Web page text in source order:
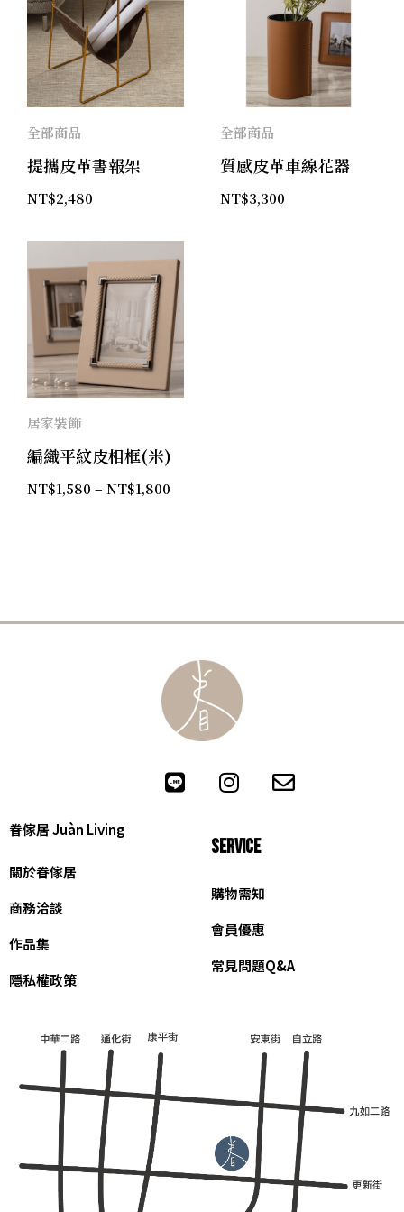
全部商品
提攜皮革書報架
NT$2,480
全部商品
質感皮革車線花器
NT$3,300
居家裝飾
編織平紋皮相框(米)
NT$1,580 – NT$1,800
眷傢居 Juàn Living
關於眷傢居
商務洽談
作品集
隱私權政策
SERVICE
購物需知
會員優惠
常見問題Q&A